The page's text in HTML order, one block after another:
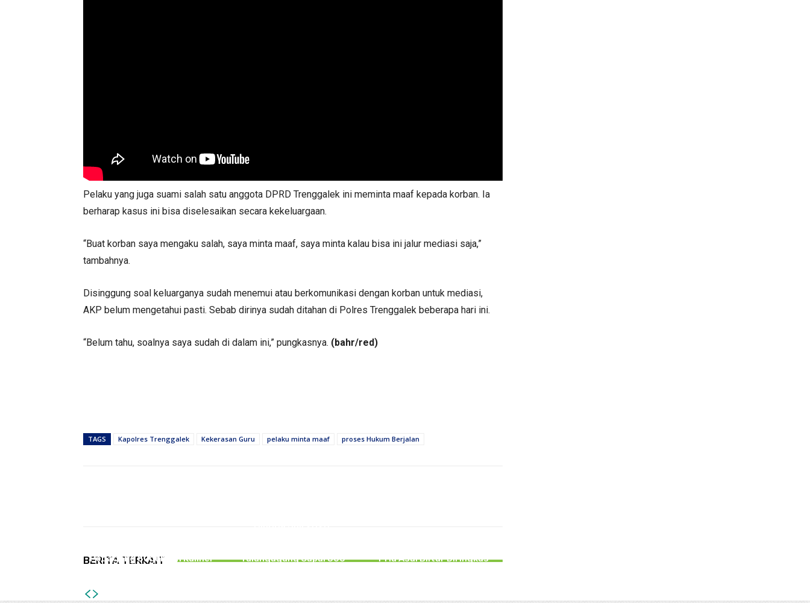
Pelaku yang juga suami salah satu anggota DPRD Trenggalek ini meminta maaf kepada korban. Ia
berharap kasus ini bisa diselesaikan secara kekeluargaan.
“Buat korban saya mengaku salah, saya minta maaf, saya minta kalau bisa ini jalur mediasi saja,”
tambahnya.
Disinggung soal keluarganya sudah menemui atau berkomunikasi dengan korban untuk mediasi,
AKP belum mengetahui pasti. Sebab dirinya sudah ditahan di Polres Trenggalek beberapa hari ini.
“Belum tahu, soalnya saya sudah di dalam ini,” pungkasnya. (bahr/red)
TAGS Kapolres Trenggalek Kekerasan Guru pelaku minta maaf proses Hukum Berjalan
BERITA TERKAIT
Pedagang Suguhkan Kuliner
Tulungagung Capai 300
Pria Asal Blitar Diringkus